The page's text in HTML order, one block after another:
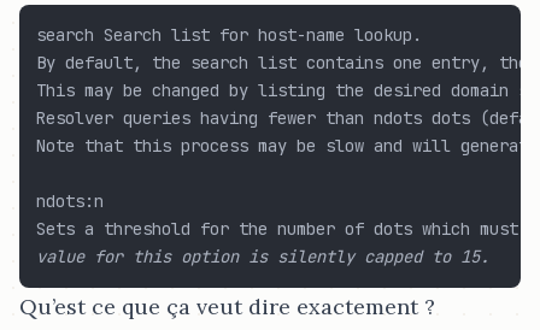
search Search list for host-name lookup.
By default, the search list contains one entry, the
This may be changed by listing the desired domain
Resolver queries having fewer than ndots dots
Note that this process may be slow and will
ndots:n
Sets a threshold for the number of dots which must
Qu’est ce que ça veut dire exactement ?